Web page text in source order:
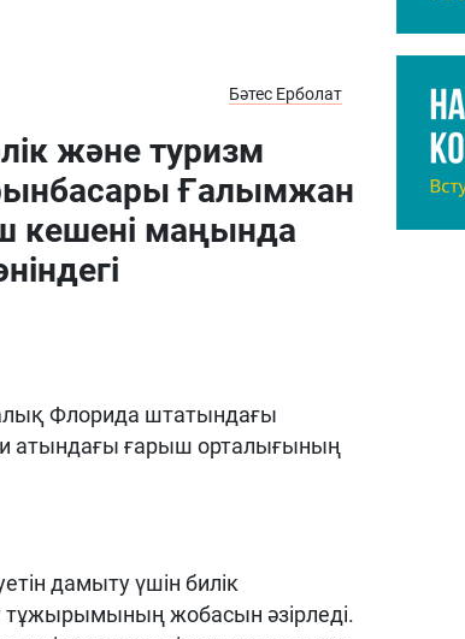
Бәтес Ерболат
және туризм
Ғалымжан
кешені маңында
Флорида штатындағы
атындағы ғарыш орталығының
дамыту үшін билік
тұжырымының жобасын әзірледі.